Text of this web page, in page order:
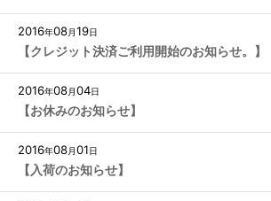
2016年08月19日
【クレジット決済ご利用開始のお知らせ。】
2016年08月04日
【お休みのお知らせ】
2016年08月01日
【入荷のお知らせ】